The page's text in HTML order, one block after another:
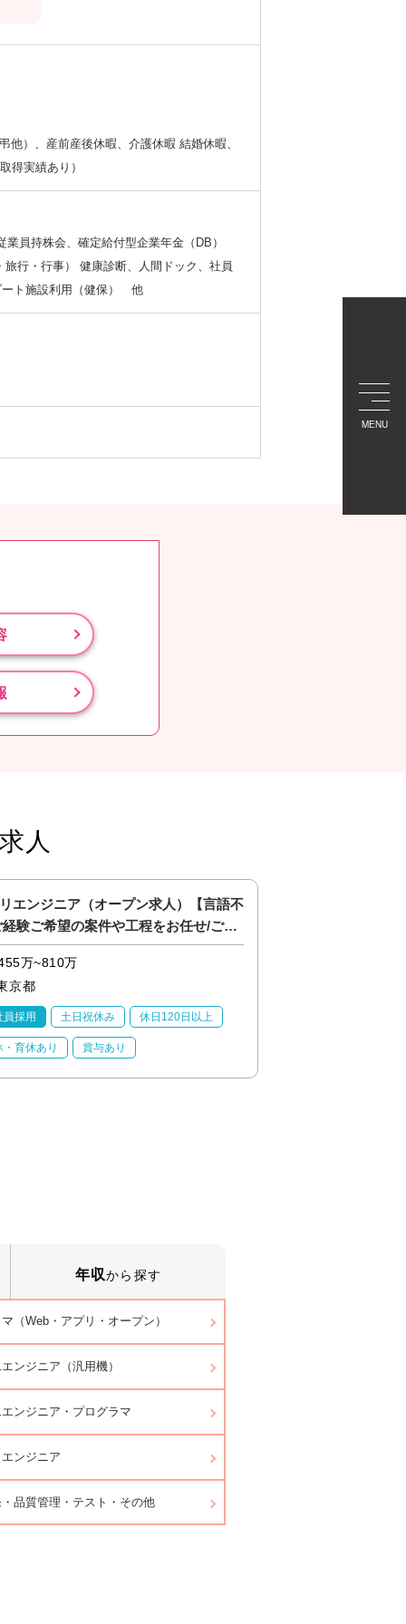
MENU
）、産前産後休暇、介護休暇 結婚休暇、
得実績あり）
員持株会、確定給付型企業年金（DB）
行・行事） 健康診断、人間ドック、社員
ート施設利用（健保） 他
人
エンジニア（オープン求人）【言語不
経験ご希望の案件や工程をお任せ/ご年
可】
万~810万
京都
員採用 土日祝休み 休日120日以上
・育休あり 賞与あり
年収から探す
（Web・アプリ・オープン）
ンジニア（汎用機）
ンジニア・プログラマ
ンジニア
品質管理・テスト・その他